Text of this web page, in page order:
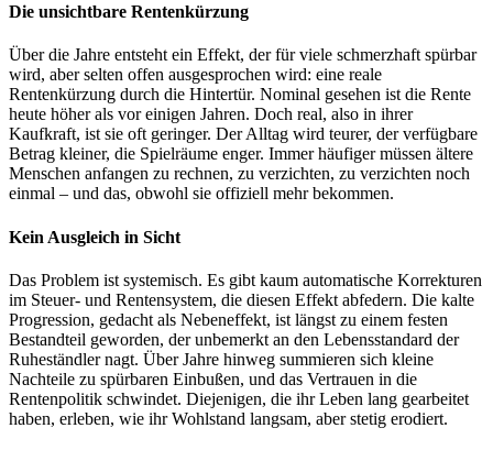
Die unsichtbare Rentenkürzung
Über die Jahre entsteht ein Effekt, der für viele schmerzhaft spürbar
wird, aber selten offen ausgesprochen wird: eine reale
Rentenkürzung durch die Hintertür. Nominal gesehen ist die Rente
heute höher als vor einigen Jahren. Doch real, also in ihrer
Kaufkraft, ist sie oft geringer. Der Alltag wird teurer, der verfügbare
Betrag kleiner, die Spielräume enger. Immer häufiger müssen ältere
Menschen anfangen zu rechnen, zu verzichten, zu verzichten noch
einmal – und das, obwohl sie offiziell mehr bekommen.
Kein Ausgleich in Sicht
Das Problem ist systemisch. Es gibt kaum automatische Korrekturen
im Steuer- und Rentensystem, die diesen Effekt abfedern. Die kalte
Progression, gedacht als Nebeneffekt, ist längst zu einem festen
Bestandteil geworden, der unbemerkt an den Lebensstandard der
Ruheständler nagt. Über Jahre hinweg summieren sich kleine
Nachteile zu spürbaren Einbußen, und das Vertrauen in die
Rentenpolitik schwindet. Diejenigen, die ihr Leben lang gearbeitet
haben, erleben, wie ihr Wohlstand langsam, aber stetig erodiert.